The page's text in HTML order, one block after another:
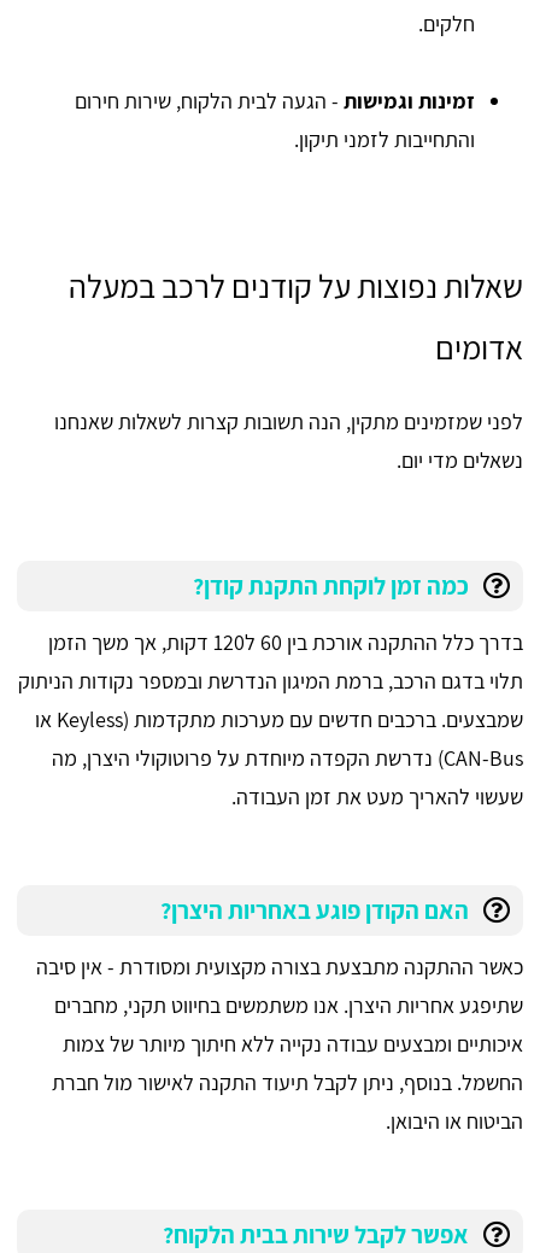
חלקים.
זמינות וגמישות - הגעה לבית הלקוח, שירות חירום
והתחייבות לזמני תיקון.
שאלות נפוצות על קודנים לרכב במעלה
אדומים
לפני שמזמינים מתקין, הנה תשובות קצרות לשאלות שאנחנו
נשאלים מדי יום.
כמה זמן לוקחת התקנת קודן?
בדרך כלל ההתקנה אורכת בין 60 ל120 דקות, אך משך הזמן
תלוי בדגם הרכב, ברמת המיגון הנדרשת ובמספר נקודות הניתוק
שמבצעים. ברכבים חדשים עם מערכות מתקדמות (Keyless או
CAN-Bus) נדרשת הקפדה מיוחדת על פרוטוקולי היצרן, מה
שעשוי להאריך מעט את זמן העבודה.
האם הקודן פוגע באחריות היצרן?
כאשר ההתקנה מתבצעת בצורה מקצועית ומסודרת - אין סיבה
שתיפגע אחריות היצרן. אנו משתמשים בחיווט תקני, מחברים
איכותיים ומבצעים עבודה נקייה ללא חיתוך מיותר של צמות
החשמל. בנוסף, ניתן לקבל תיעוד התקנה לאישור מול חברת
הביטוח או היבואן.
אפשר לקבל שירות בבית הלקוח?